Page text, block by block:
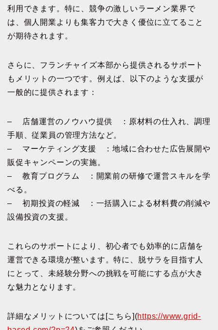
利用できます。特に、競争の激しいラーメン業界で
は、個人開業よりも集客力で大きく優位に立てること
が期待されます。
さらに、フランチャイズ本部から提供されるサポート
もメリットの一つです。例えば、以下のような支援が
一般的に提供されます：
– 店舗運営のノウハウ提供 ：原材料の仕入れ、調理
手順、従業員の管理方法など。
– マーケティング支援 ：地域に合わせた広告展開や
販促キャンペーンの実施。
– 教育プログラム ：開業前の研修で運営スキルを学
べる。
– 初期投資の軽減 ：一括購入による材料費の削減や
設備投資の支援。
これらのサポートにより、初心者でも効率的に店舗を
運営できる環境が整います。特に、脱サラを目指す人
にとって、未経験分野への挑戦を可能にする点が大き
な魅力となります。
詳細なメリットについては[こちら](https://www.grid-